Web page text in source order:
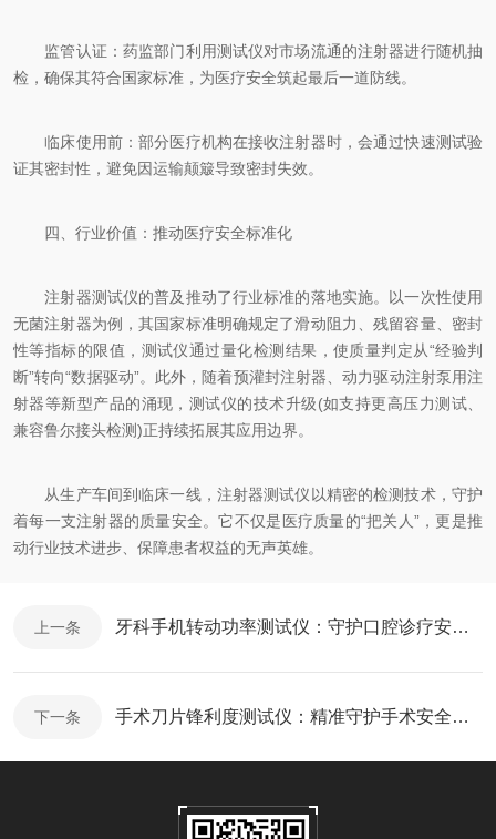
监管认证：药监部门利用测试仪对市场流通的注射器进行随机抽
检，确保其符合国家标准，为医疗安全筑起最后一道防线。
临床使用前：部分医疗机构在接收注射器时，会通过快速测试验
证其密封性，避免因运输颠簸导致密封失效。
四、行业价值：推动医疗安全标准化
注射器测试仪的普及推动了行业标准的落地实施。以一次性使用
无菌注射器为例，其国家标准明确规定了滑动阻力、残留容量、密封
性等指标的限值，测试仪通过量化检测结果，使质量判定从“经验判
断”转向“数据驱动”。此外，随着预灌封注射器、动力驱动注射泵用注
射器等新型产品的涌现，测试仪的技术升级(如支持更高压力测试、
兼容鲁尔接头检测)正持续拓展其应用边界。
从生产车间到临床一线，注射器测试仪以精密的检测技术，守护
着每一支注射器的质量安全。它不仅是医疗质量的“把关人”，更是推
动行业技术进步、保障患者权益的无声英雄。
上一条 牙科手机转动功率测试仪：守护口腔诊疗安全的精密“质检官”
下一条 手术刀片锋利度测试仪：精准守护手术安全的“隐形卫士”